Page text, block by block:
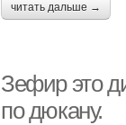
читать дальше →
Зефир это
по дюкану.